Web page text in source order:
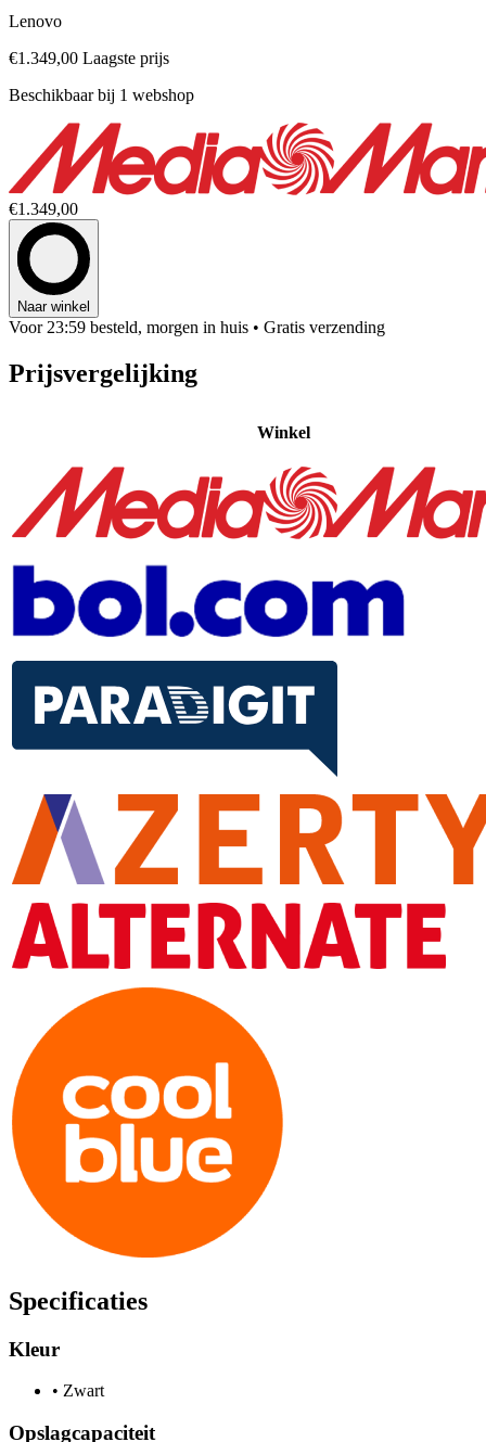
Lenovo
€1.349,00 Laagste prijs
Beschikbaar bij 1 webshop
€1.349,00
Naar winkel
Voor 23:59 besteld, morgen in huis • Gratis verzending
Prijsvergelijking
Winkel
Specificaties
Kleur
• Zwart
Opslagcapaciteit